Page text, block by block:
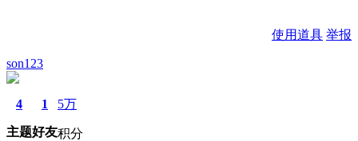
使用道具 举报
son123
4
主题
1
好友
5万
积分